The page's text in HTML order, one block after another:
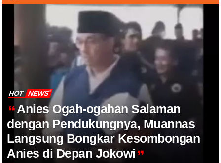
HOT NEWS
Anies Ogah-ogahan Salaman
dengan Pendukungnya, Muannas
Langsung Bongkar Kesombongan
Anies di Depan Jokowi